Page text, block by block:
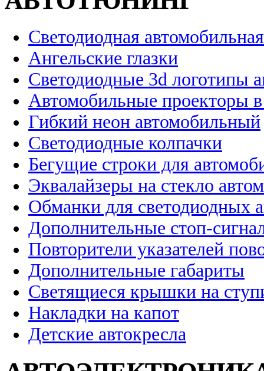
Светодиодная
Ангельские глазки
Светодиодные 3d логотипы
Автомобильные проекторы
Гибкий неон автомобильный
Светодиодные колпачки
Бегущие строки для
Эквалайзеры на стекло
Обманки для светодиодных
Дополнительные стоп-
Повторители указателей
Дополнительные габариты
Светящиеся крышки на
Накладки на капот
Детские автокресла